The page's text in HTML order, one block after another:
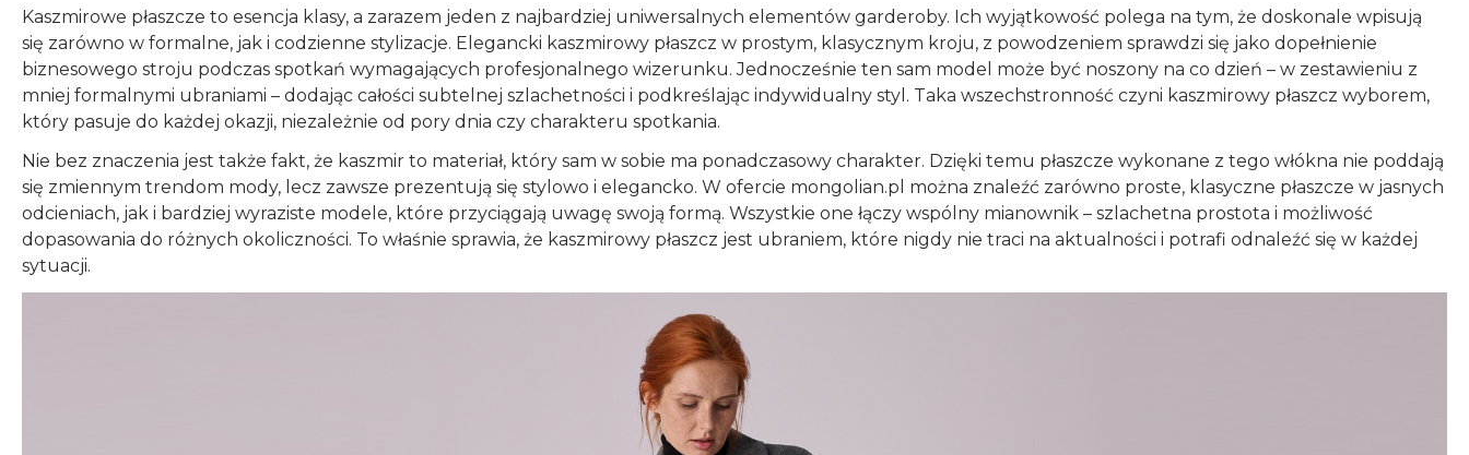
Kaszmirowe płaszcze to esencja klasy, a zarazem jeden z najbardziej uniwersalnych elementów garderoby. Ich wyjątkowość polega na tym, że doskonale wpisują
się zarówno w formalne, jak i codzienne stylizacje. Elegancki kaszmirowy płaszcz w prostym, klasycznym kroju, z powodzeniem sprawdzi się jako dopełnienie
biznesowego stroju podczas spotkań wymagających profesjonalnego wizerunku. Jednocześnie ten sam model może być noszony na co dzień – w zestawieniu z
mniej formalnymi ubraniami – dodając całości subtelnej szlachetności i podkreślając indywidualny styl. Taka wszechstronność czyni kaszmirowy płaszcz wyborem,
który pasuje do każdej okazji, niezależnie od pory dnia czy charakteru spotkania.
Nie bez znaczenia jest także fakt, że kaszmir to materiał, który sam w sobie ma ponadczasowy charakter. Dzięki temu płaszcze wykonane z tego włókna nie poddają
się zmiennym trendom mody, lecz zawsze prezentują się stylowo i elegancko. W ofercie mongolian.pl można znaleźć zarówno proste, klasyczne płaszcze w jasnych
odcieniach, jak i bardziej wyraziste modele, które przyciągają uwagę swoją formą. Wszystkie one łączy wspólny mianownik – szlachetna prostota i możliwość
dopasowania do różnych okoliczności. To właśnie sprawia, że kaszmirowy płaszcz jest ubraniem, które nigdy nie traci na aktualności i potrafi odnaleźć się w każdej
sytuacji.